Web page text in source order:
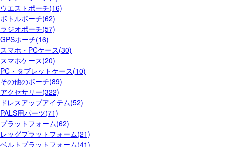
ウエストポーチ(16)
ボトルポーチ(62)
ラジオポーチ(57)
GPSポーチ(16)
スマホ・PCケース(30)
スマホケース(20)
PC・タブレットケース(10)
その他のポーチ(89)
アクセサリー(322)
ドレスアップアイテム(52)
PALS用パーツ(71)
プラットフォーム(62)
レッグプラットフォーム(21)
ベルトプラットフォーム(41)